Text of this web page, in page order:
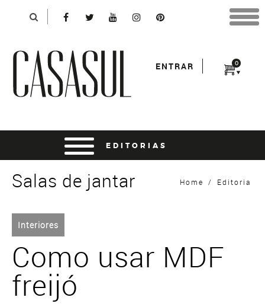
0
ENTRAR
Home / Editoria
Salas de jantar
Interiores
Como usar MDF
freijó
*Para finalizar sua compra informe seu e-mail:
*Senha:
entrar usando o facebook